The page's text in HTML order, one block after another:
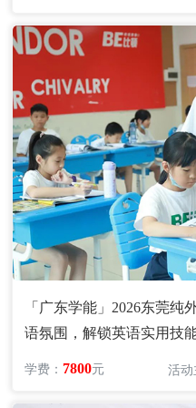
「广东学能」2026东莞纯
语氛围，解锁英语实用技
学费： 7800元 活动